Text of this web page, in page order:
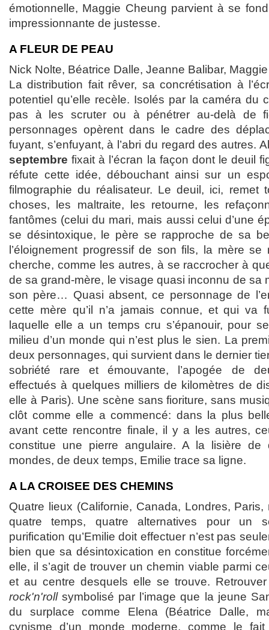
émotionnelle, Maggie Cheung parvient à se
impressionnante de justesse.
A FLEUR DE PEAU
Nick Nolte, Béatrice Dalle, Jeanne Balibar,
La distribution fait rêver, sa concrétisation à
potentiel qu’elle recèle. Isolés par la caméra du
pas à les scruter ou à pénétrer au-delà de
personnages opèrent dans le cadre des
fuyant, s’enfuyant, à l’abri du regard des autres.
septembre fixait à l’écran la façon dont le deuil
réfute cette idée, débouchant ainsi sur un
filmographie du réalisateur. Le deuil, ici, remet
choses, les maltraite, les retourne, les
fantômes (celui du mari, mais aussi celui d’une
se désintoxique, le père se rapproche de sa
l’éloignement progressif de son fils, la mère
cherche, comme les autres, à se raccrocher à
de sa grand-mère, le visage quasi inconnu de sa
son père… Quasi absent, ce personnage de
cette mère qu’il n’a jamais connue, et qui va
laquelle elle a un temps cru s’épanouir, pour
milieu d’un monde qui n’est plus le sien. La
deux personnages, qui survient dans le dernier
sobriété rare et émouvante, l’apogée de
effectués à quelques milliers de kilomètres de
elle à Paris). Une scène sans fioriture, sans
clôt comme elle a commencé: dans la plus
avant cette rencontre finale, il y a les autres,
constitue une pierre angulaire. A la lisière de
mondes, de deux temps, Emilie trace sa ligne.
A LA CROISEE DES CHEMINS
Quatre lieux (Californie, Canada, Londres,
quatre temps, quatre alternatives pour un
purification qu’Emilie doit effectuer n’est pas
bien que sa désintoxication en constitue
elle, il s’agit de trouver un chemin viable parmi
et au centre desquels elle se trouve.
rock'n'rollsymbolisé par l’image que la jeune
du surplace comme Elena (Béatrice Dalle,
cynisme d’un monde moderne, comme le